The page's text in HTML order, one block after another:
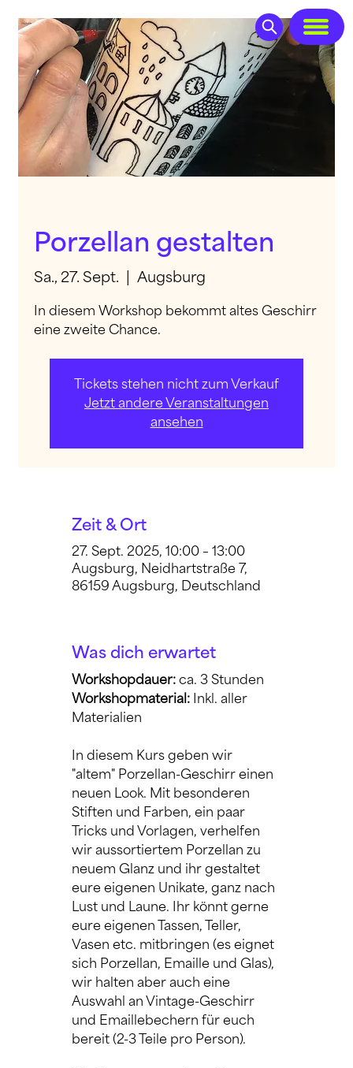
Porzellan gestalten
Sa., 27. Sept.
  |
Augsburg
In diesem Workshop bekommt altes Geschirr
eine zweite Chance.
Tickets stehen nicht zum Verkauf
Jetzt andere Veranstaltungen
ansehen
Zeit & Ort
27. Sept. 2025, 10:00 – 13:00
Augsburg, Neidhartstraße 7,
86159 Augsburg, Deutschland
Was dich erwartet
Workshopdauer: ca. 3 Stunden
Workshopmaterial: Inkl. aller
Materialien
In diesem Kurs geben wir
"altem" Porzellan-Geschirr einen
neuen Look. Mit besonderen
Stiften und Farben, ein paar
Tricks und Vorlagen, verhelfen
wir aussortiertem Porzellan zu
neuem Glanz und ihr gestaltet
eure eigenen Unikate, ganz nach
Lust und Laune. Ihr könnt gerne
eure eigenen Tassen, Teller,
Vasen etc. mitbringen (es eignet
sich Porzellan, Emaille und Glas),
wir halten aber auch eine
Auswahl an Vintage-Geschirr
und Emaillebechern für euch
bereit (2-3 Teile pro Person).